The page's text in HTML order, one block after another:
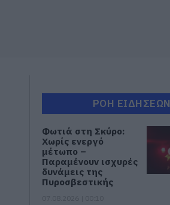
ΡΟΗ ΕΙΔΗΣΕΩΝ
Φωτιά στη Σκύρο:
Χωρίς ενεργό
μέτωπο –
Παραμένουν ισχυρές
δυνάμεις της
Πυροσβεστικής